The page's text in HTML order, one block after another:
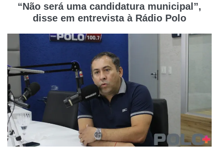
“Não será uma candidatura municipal”,
disse em entrevista à Rádio Polo